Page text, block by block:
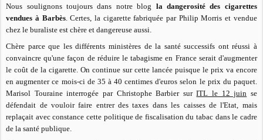
Nous soulignons toujours dans notre blog la dangerosité des cigarettes
vendues à Barbès. Certes, la cigarette fabriquée par Philip Morris et vendue
chez le buraliste est chère et dangereuse aussi.
Chère parce que les différents ministères de la santé successifs ont réussi à
convaincre qu'une façon de réduire le tabagisme en France serait d'augmenter
le coût de la cigarette. On continue sur cette lancée puisque le prix va encore
en augmenter ce mois-ci de 35 à 40 centimes d'euros selon le prix du paquet.
Marisol Touraine interrogée par Christophe Barbier surITL le 12 juin se
défendait de vouloir faire entrer des taxes dans les caisses de l'Etat, mais
replaçait avec constance cette politique de fiscalisation du tabac dans le cadre
de la santé publique.